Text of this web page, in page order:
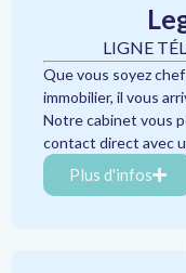
LIGNE
Que vous soyez
immobilier, il vous
Notre cabinet vous
contact direct avec
Plus d'infos